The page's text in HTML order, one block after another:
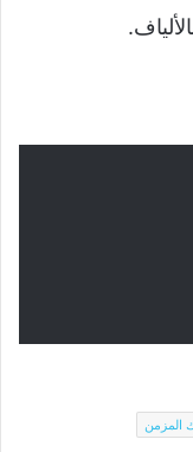
المزمن